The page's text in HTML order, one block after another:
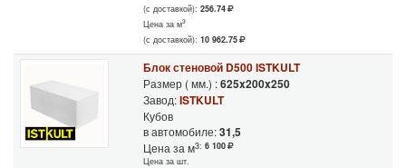
(с доставкой): 256.74
Цена за м3
(с доставкой): 10 962.75
Блок стеновой D500 ISTKULT
Размер ( мм.) :625x200x250
Завод:ISTKULT
Кубов
в автомобиле:31,5
Цена за м3: 6 100
Цена за шт.